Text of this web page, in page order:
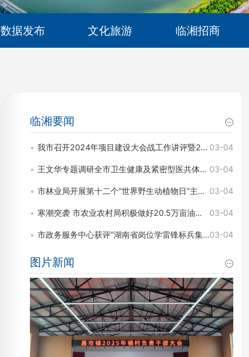
数据发布 文化旅游 临湘招商
临湘要闻
我市召开2024年项目建设大会战工作讲评暨2025年园区项目建设大会战工作动员会 王文华 刘琦出席 03-04
王文华专题调研全市卫生健康及紧密型医共体建设工作 刘琦参加 03-04
市林业局开展第十二个“世界野生动植物日”主题宣传活动 03-04
寒潮突袭 市农业农村局积极做好20.5万亩油菜田间管理和防寒工作 03-04
市政务服务中心获评“湖南省岗位学雷锋标兵集体”称号03-04
图片新闻